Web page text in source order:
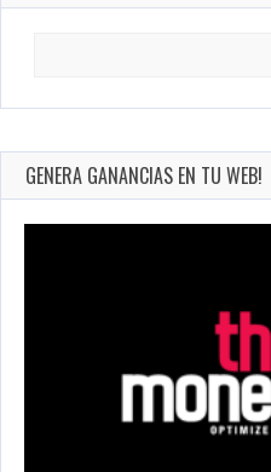
GENERA GANANCIAS EN TU WEB!